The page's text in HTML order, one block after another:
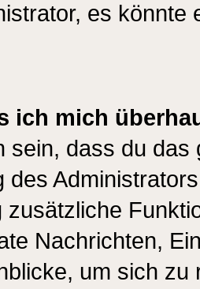
es könnte
ich mich
sein, dass du
des
zusätzliche
Nachrichten,
um sich